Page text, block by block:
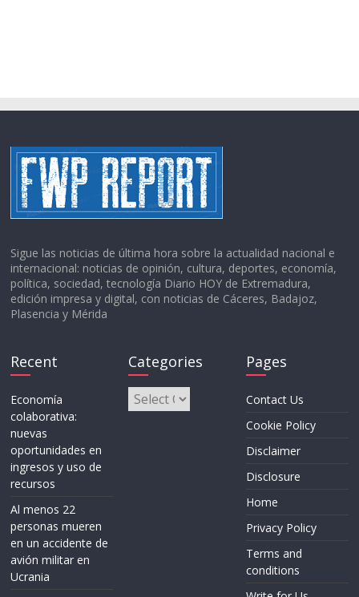
Sigue las noticias de última hora sobre la actualidad nacional e
internacional: noticias de opinión, cultura, deportes, economía,
política, sociedad, tecnología Diario HOY de Extremadura,
edición impresa y digital, con noticias de Cáceres, Badajoz,
Plasencia y Mérida
Recent
Economía
colaborativa:
nuevas
oportunidades en
ingresos y uso de
recursos
Al menos 22
personas mueren
en un accidente de
avión militar en
Ucrania
Categories
Categories
Pages
Contact Us
Cookie Policy
Disclaimer
Disclosure
Home
Privacy Policy
Terms and
conditions